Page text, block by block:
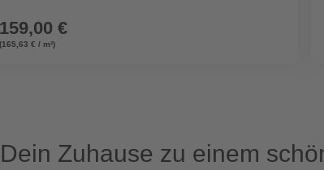
159,00 €
(165,63 € / m²)
Zuhause zu einem